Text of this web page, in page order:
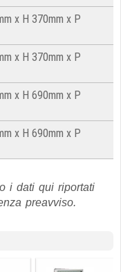
x H 370mm x P
x H 370mm x P
x H 690mm x P
x H 690mm x P
i dati qui riportati
preavviso.